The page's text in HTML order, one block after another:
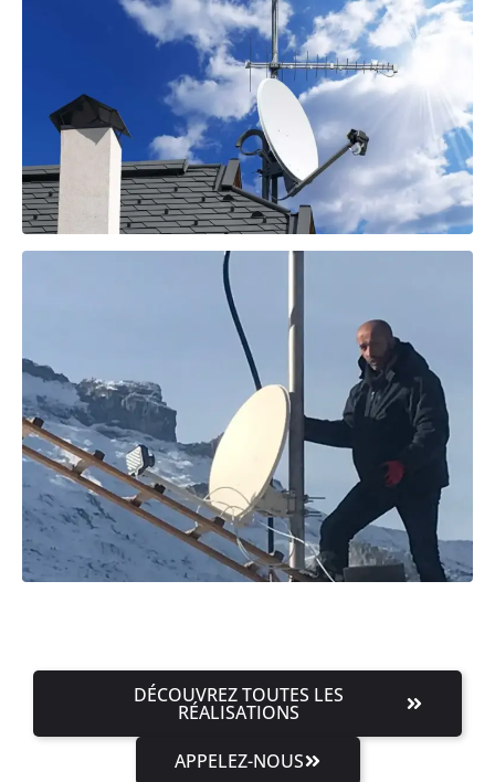
DÉCOUVREZ TOUTES LES
RÉALISATIONS
APPELEZ-NOUS